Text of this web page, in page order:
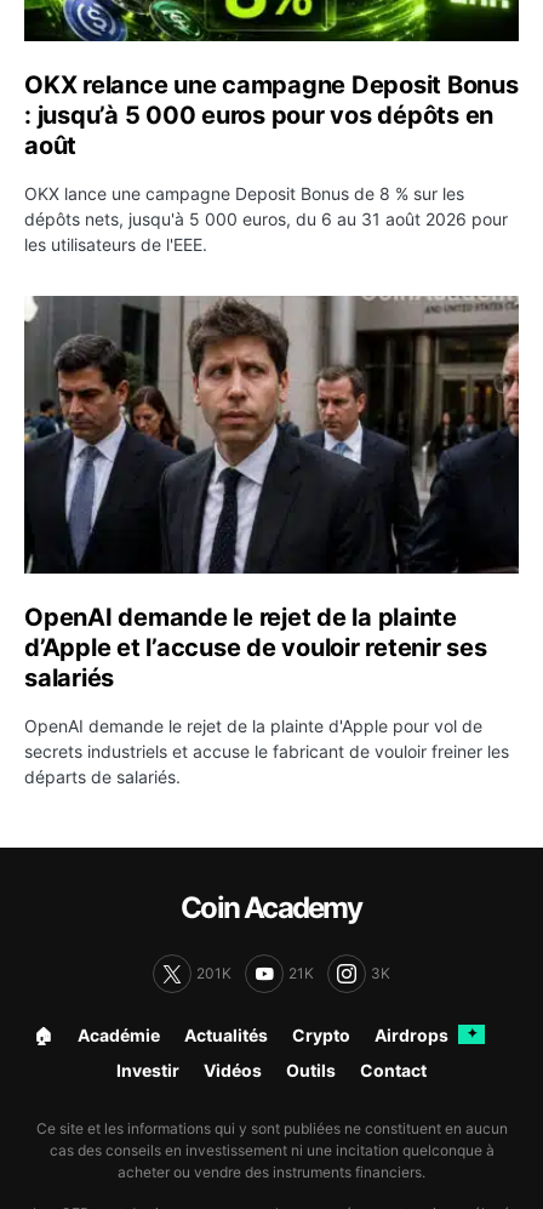
OKX relance une campagne Deposit Bonus
: jusqu’à 5 000 euros pour vos dépôts en
août
OKX lance une campagne Deposit Bonus de 8 % sur les
dépôts nets, jusqu'à 5 000 euros, du 6 au 31 août 2026 pour
les utilisateurs de l'EEE.
OpenAI demande le rejet de la plainte d’Apple et
OpenAI demande le rejet de la plainte
d’Apple et l’accuse de vouloir retenir ses
salariés
OpenAI demande le rejet de la plainte d'Apple pour vol de
secrets industriels et accuse le fabricant de vouloir freiner les
départs de salariés.
Coin Academy
201K 21K 3K
🏠︎ Académie Actualités Crypto Airdrops ✦
Investir Vidéos Outils Contact
Ce site et les informations qui y sont publiées ne constituent en aucun
cas des conseils en investissement ni une incitation quelconque à
acheter ou vendre des instruments financiers.